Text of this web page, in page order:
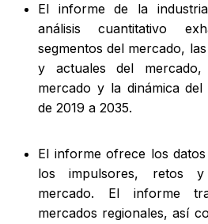
El informe de la
análisis cuantitativo
segmentos del mercado,
y actuales del
mercado y la dinámica
de 2019 a 2035.
El informe ofrece los
los impulsores, retos y
mercado. El informe
mercados regionales, así